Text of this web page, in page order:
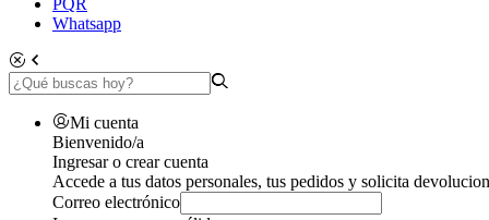
Whatsapp
Mi cuenta
Bienvenido/a
Ingresar o crear cuenta
Accede a tus datos personales, tus pedidos y solicita
Correo electrónico